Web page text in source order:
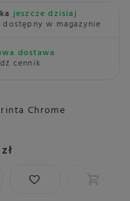
jeszcze dzisiaj
dostępny w magazynie
dostawa
cennik
Chrome